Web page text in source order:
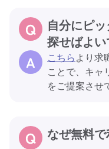
自分にピ
探せばよい
こちらより求
ことで、キャ
をご提案させ
なぜ無料